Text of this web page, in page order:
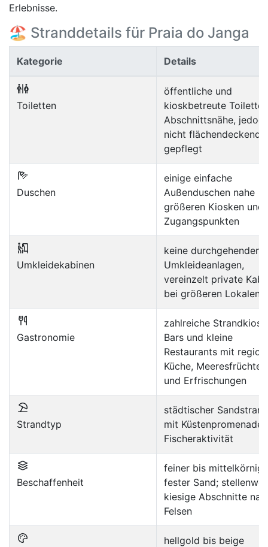
Erlebnisse.
🏖️ Stranddetails für Praia do Janga
Kategorie Details
Toiletten
öffentliche und
kioskbetreute
Abschnittsnähe,
nicht flächendeckend
gepflegt
Duschen
einige einfache
Außenduschen nahe
größeren Kiosken und
Zugangspunkten
Umkleidekabinen
keine durchgehenden
Umkleideanlagen,
vereinzelt private
bei größeren Lokalen
Gastronomie
zahlreiche
Bars und kleine
Restaurants mit
Küche, Meeresfrüchten
und Erfrischungen
Strandtyp
städtischer Sandstrand
mit Küstenpromenade
Fischeraktivität
Beschaffenheit
feiner bis
fester Sand;
kiesige Abschnitte
Felsen
hellgold bis beige